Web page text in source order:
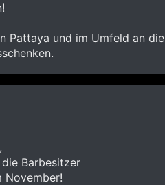
Pattaya und im Umfeld an
Barbesitzer
November!